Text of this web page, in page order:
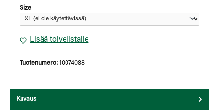
Valitse
Size
Lisää toivelistalle
Tuotenumero: 10074088
Kuvaus